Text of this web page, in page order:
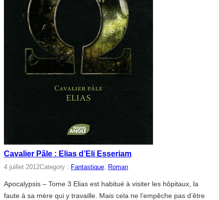
Cavalier Pâle : Elias d’Eli Esseriam
4 juillet 2012Category : Fantastique, Roman
Apocalypsis – Tome 3 Elias est habitué à visiter les hôpitaux, la
faute à sa mère qui y travaille. Mais cela ne l’empêche pas d’être